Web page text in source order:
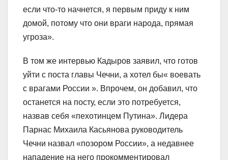
если что-то начнется, я первым приду к ним
домой, потому что они враги народа, прямая
угроза».
В том же интервью Кадыров заявил, что готов
уйти с поста главы Чечни, а хотел бы« воевать
с врагами России ». Впрочем, он добавил, что
останется на посту, если это потребуется,
назвав себя «пехотинцем Путина». Лидера
Парнас Михаила Касьянова руководитель
Чечни назвал «позором России», а недавнее
нападение на него прокомментировал